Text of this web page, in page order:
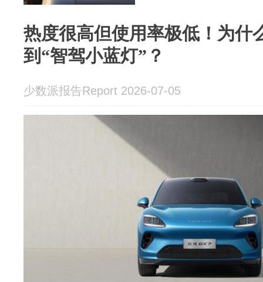
热度很高但使用率极低！为什
到“智驾小蓝灯”？
少数派报告Report 2026-07-05